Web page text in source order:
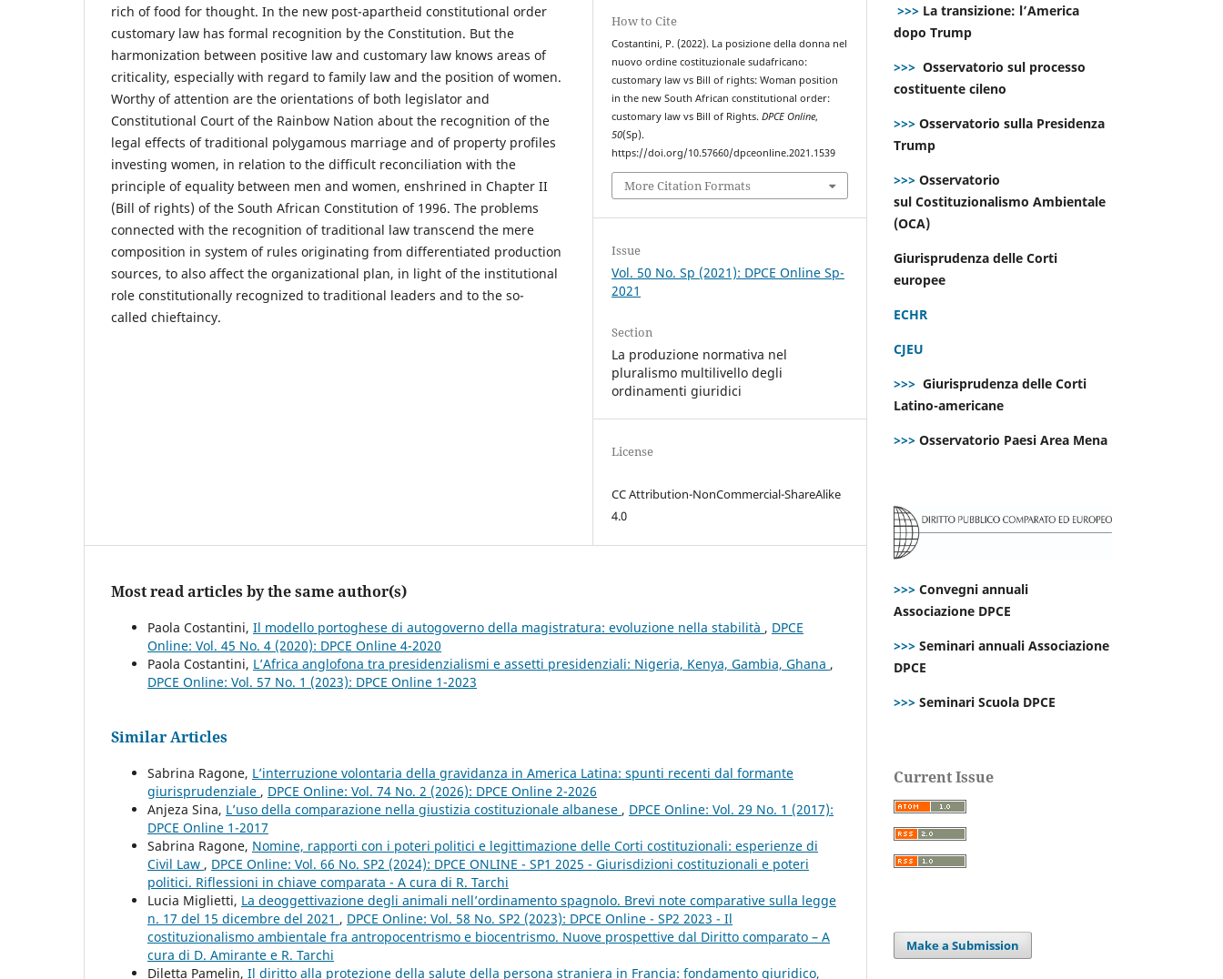
rich of food for thought. In the new post-apartheid constitutional order
customary law has formal recognition by the Constitution. But the
harmonization between positive law and customary law knows areas of
criticality, especially with regard to family law and the position of women.
Worthy of attention are the orientations of both legislator and
Constitutional Court of the Rainbow Nation about the recognition of the
legal effects of traditional polygamous marriage and of property profiles
investing women, in relation to the difficult reconciliation with the
principle of equality between men and women, enshrined in Chapter II
(Bill of rights) of the South African Constitution of 1996. The problems
connected with the recognition of traditional law transcend the mere
composition in system of rules originating from differentiated production
sources, to also affect the organizational plan, in light of the institutional
role constitutionally recognized to traditional leaders and to the so-
called chieftaincy.
How to Cite
Costantini, P. (2022). La posizione della donna nel
nuovo ordine costituzionale sudafricano:
customary law vs Bill of rights: Woman position
in the new South African constitutional order:
customary law vs Bill of Rights.DPCE Online,
50(Sp).
https://doi.org/10.57660/dpceonline.2021.1539
More Citation Formats
Issue
Vol. 50 No. Sp (2021): DPCE Online Sp-
2021
Section
La produzione normativa nel
pluralismo multilivello degli
ordinamenti giuridici
License
CC Attribution-NonCommercial-ShareAlike
4.0
Most read articles by the same author(s)
Paola Costantini, Il modello portoghese di autogoverno della magistratura: evoluzione nella stabilità , DPCE
Online: Vol. 45 No. 4 (2020): DPCE Online 4-2020
Paola Costantini, L’Africa anglofona tra presidenzialismi e assetti presidenziali: Nigeria, Kenya, Gambia, Ghana ,
DPCE Online: Vol. 57 No. 1 (2023): DPCE Online 1-2023
Similar Articles
Sabrina Ragone, L’interruzione volontaria della gravidanza in America Latina: spunti recenti dal formante
giurisprudenziale , DPCE Online: Vol. 74 No. 2 (2026): DPCE Online 2-2026
Anjeza Sina, L’uso della comparazione nella giustizia costituzionale albanese , DPCE Online: Vol. 29 No. 1 (2017):
DPCE Online 1-2017
Sabrina Ragone, Nomine, rapporti con i poteri politici e legittimazione delle Corti costituzionali: esperienze di
Civil Law , DPCE Online: Vol. 66 No. SP2 (2024): DPCE ONLINE - SP1 2025 - Giurisdizioni costituzionali e poteri
politici. Riflessioni in chiave comparata - A cura di R. Tarchi
Lucia Miglietti, La deoggettivazione degli animali nell’ordinamento spagnolo. Brevi note comparative sulla legge
n. 17 del 15 dicembre del 2021 , DPCE Online: Vol. 58 No. SP2 (2023): DPCE Online - SP2 2023 - Il
costituzionalismo ambientale fra antropocentrismo e biocentrismo. Nuove prospettive dal Diritto comparato – A
cura di D. Amirante e R. Tarchi
Diletta Pamelin, Il diritto alla protezione della salute della persona straniera in Francia: fondamento giuridico,
>>> La transizione: l’America
dopo Trump
>>> Osservatorio sul processo
costituente cileno
>>> Osservatorio sulla Presidenza
Trump
>>> Osservatorio
sul Costituzionalismo Ambientale
(OCA)
Giurisprudenza delle Corti
europee
ECHR
CJEU
>>> Giurisprudenza delle Corti
Latino-americane
>>> Osservatorio Paesi Area Mena
>>> Convegni annuali
Associazione DPCE
>>> Seminari annuali Associazione
DPCE
>>> Seminari Scuola DPCE
Current Issue
Make a Submission